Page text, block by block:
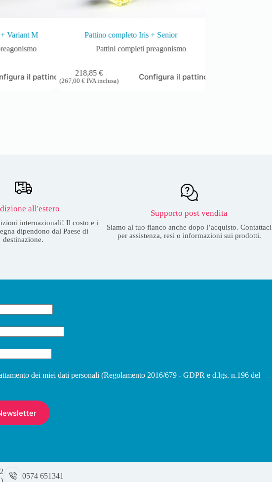
Variant M
il pattino
Pattino completo Iris + Senior
Pattini completi preagonismo
218,85 €
(267,00 €IVA inclusa) Configura il pattino
all'estero
internazionali! Il costo e i
dipendono dal Paese di
destinazione.
Supporto post vendita
Siamo al tuo fianco anche dopo l’acquisto. Contattaci
per assistenza, resi o informazioni sui prodotti.
dei miei dati personali (Regolamento 2016/679 - GDPR e d.lgs. n.196 del
0574 651341